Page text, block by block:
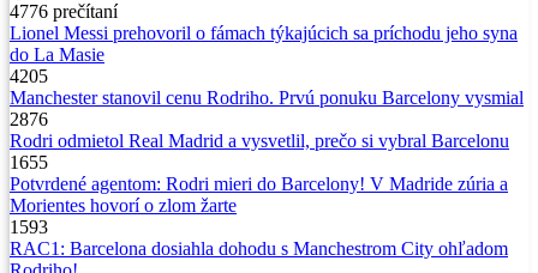
4776 prečítaní
Lionel Messi prehovoril o fámach týkajúcich sa príchodu jeho syna
do La Masie
4205
Manchester stanovil cenu Rodriho. Prvú ponuku Barcelony vysmial
2876
Rodri odmietol Real Madrid a vysvetlil, prečo si vybral Barcelonu
1655
Potvrdené agentom: Rodri mieri do Barcelony! V Madride zúria a
Morientes hovorí o zlom žarte
1593
RAC1: Barcelona dosiahla dohodu s Manchestrom City ohľadom